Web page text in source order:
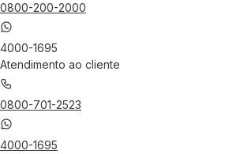
0800-200-2000
4000-1695
Atendimento ao cliente
0800-701-2523
4000-1695